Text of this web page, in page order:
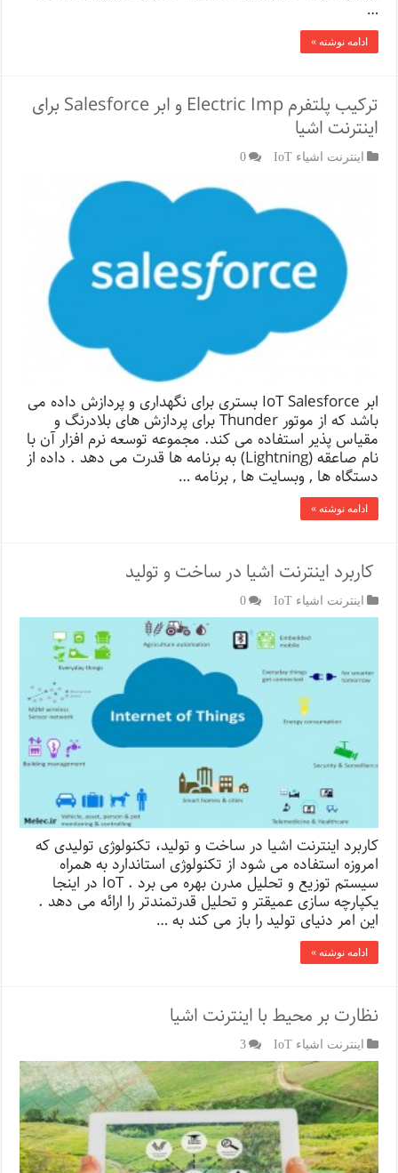
…
ادامه نوشته »
ترکیب پلتفرم Electric Imp و ابر Salesforce برای
اینترنت اشیا
اینترنت اشیاء IoT 0
ابر IoT Salesforce بستری برای نگهداری و پردازش داده می
باشد که از موتور Thunder برای پردازش های بلادرنگ و
مقیاس پذیر استفاده می کند. مجموعه توسعه نرم افزار آن با
نام صاعقه (Lightning) به برنامه ها قدرت می دهد . داده از
دستگاه ها , وبسایت ها , برنامه …
ادامه نوشته »
کاربرد اینترنت اشیا در ساخت و تولید
اینترنت اشیاء IoT 0
کاربرد اینترنت اشیا در ساخت و تولید، تکنولوژی تولیدی که
امروزه استفاده می شود از تکنولوژی استاندارد به همراه
سیستم توزیع و تحلیل مدرن بهره می برد . IoT در اینجا
یکپارچه سازی عمیقتر و تحلیل قدرتمندتر را ارائه می دهد .
این امر دنیای تولید را باز می کند به …
ادامه نوشته »
نظارت بر محیط با اینترنت اشیا
اینترنت اشیاء IoT 3